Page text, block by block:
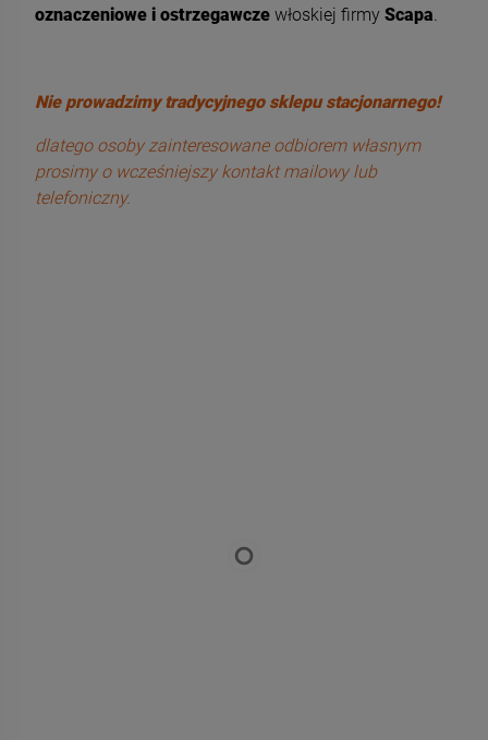
oznaczeniowe i ostrzegawcze włoskiej firmy Scapa.
Nie prowadzimy tradycyjnego sklepu stacjonarnego!
dlatego osoby zainteresowane odbiorem własnym
prosimy o wcześniejszy kontakt mailowy lub
telefoniczny.